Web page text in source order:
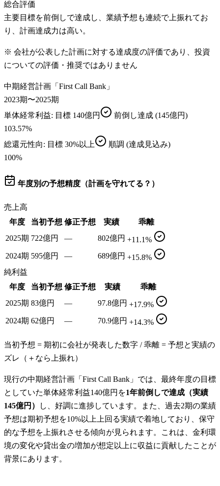
総合評価
主要目標を前倒しで達成し、業績予想も連続で上振れてお
り、計画達成力は高い。
※ 会社が公表した計画に対する達成度の評価であり、投資
についての評価・推奨ではありません
中期経営計画「First Call Bank」
2023期〜2025期
単体経常利益: 目標 140億円 前倒し達成 (145億円)
103.57%
総還元性向: 目標 30%以上 順調 (達成見込み)
100%
年度別の予想精度（計画を守れてる？）
売上高
年度
当初予想 修正予想 実績
乖離
2025期 722億円 — 802億円 +11.1%
2024期 595億円 — 689億円 +15.8%
純利益
年度
当初予想 修正予想 実績
乖離
2025期 83億円 — 97.8億円 +17.9%
2024期 62億円 — 70.9億円 +14.3%
当初予想 = 期初に会社が発表した数字 / 乖離 = 予想と実績の
ズレ（＋なら上振れ）
現行の中期経営計画「First Call Bank」では、最終年度の目標
としていた単体経常利益140億円を1年前倒しで達成（実績
145億円）
し、好調に進捗しています。また、過去2期の業績
予想は期初予想を10%以上上回る実績で着地しており、保守
的な予想を上振れさせる傾向が見られます。これは、金利環
境の変化や貸出金の増加が想定以上に収益に貢献したことが
背景にあります。